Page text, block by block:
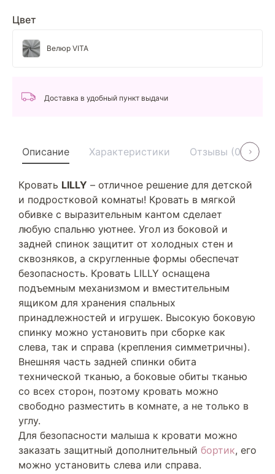
Цвет
Велюр VITA
Доставка в удобный пункт выдачи
Описание Характеристики Отзывы (0)
Кровать LILLY – отличное решение для детской
и подростковой комнаты! Кровать в мягкой
обивке с выразительным кантом сделает
любую спальню уютнее. Угол из боковой и
задней спинок защитит от холодных стен и
сквозняков, а скругленные формы обеспечат
безопасность. Кровать LILLY оснащена
подъемным механизмом и вместительным
ящиком для хранения спальных
принадлежностей и игрушек. Высокую боковую
спинку можно установить при сборке как
слева, так и справа (крепления симметричны).
Внешняя часть задней спинки обита
технической тканью, а боковые обиты тканью
со всех сторон, поэтому кровать можно
свободно разместить в комнате, а не только в
углу.
Для безопасности малыша к кровати можно
заказать защитный дополнительный бортик, его
можно установить слева или справа.